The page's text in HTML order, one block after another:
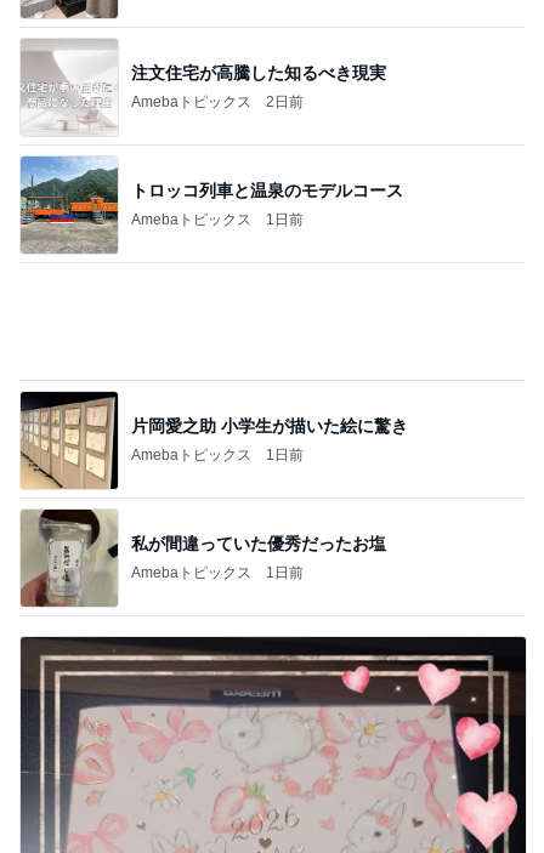
注文住宅が高騰した知るべき現実
Amebaトピックス 2日前
トロッコ列車と温泉のモデルコース
Amebaトピックス 1日前
片岡愛之助 小学生が描いた絵に驚き
Amebaトピックス 1日前
私が間違っていた優秀だったお塩
Amebaトピックス 1日前